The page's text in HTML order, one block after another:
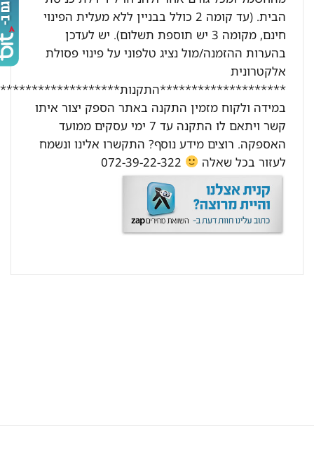
הבית. (עד קומה 2 כולל בבניין ללא מעלית הפינוי
חינם, מקומה 3 יש תוספת תשלום). יש לעדכן
בהערות ההזמנה/מול נציג טלפוני על פינוי פסולת
אלקטרונית
********************התקנות********************:
במידה ולקוח מזמין התקנה באתר הספק יצור איתו
קשר ויתאם לו התקנה עד 7 ימי עסקים ממועד
האספקה. רוצים מידע נוסף? התקשרו אלינו ונשמח
לעזור בכל שאלה
072-39-22-322